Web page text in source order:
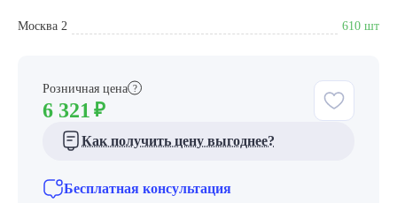
Розничная цена ?
6 321 ₽
Как получить цену выгоднее?
Бесплатная консультация
Москва 2 610 шт